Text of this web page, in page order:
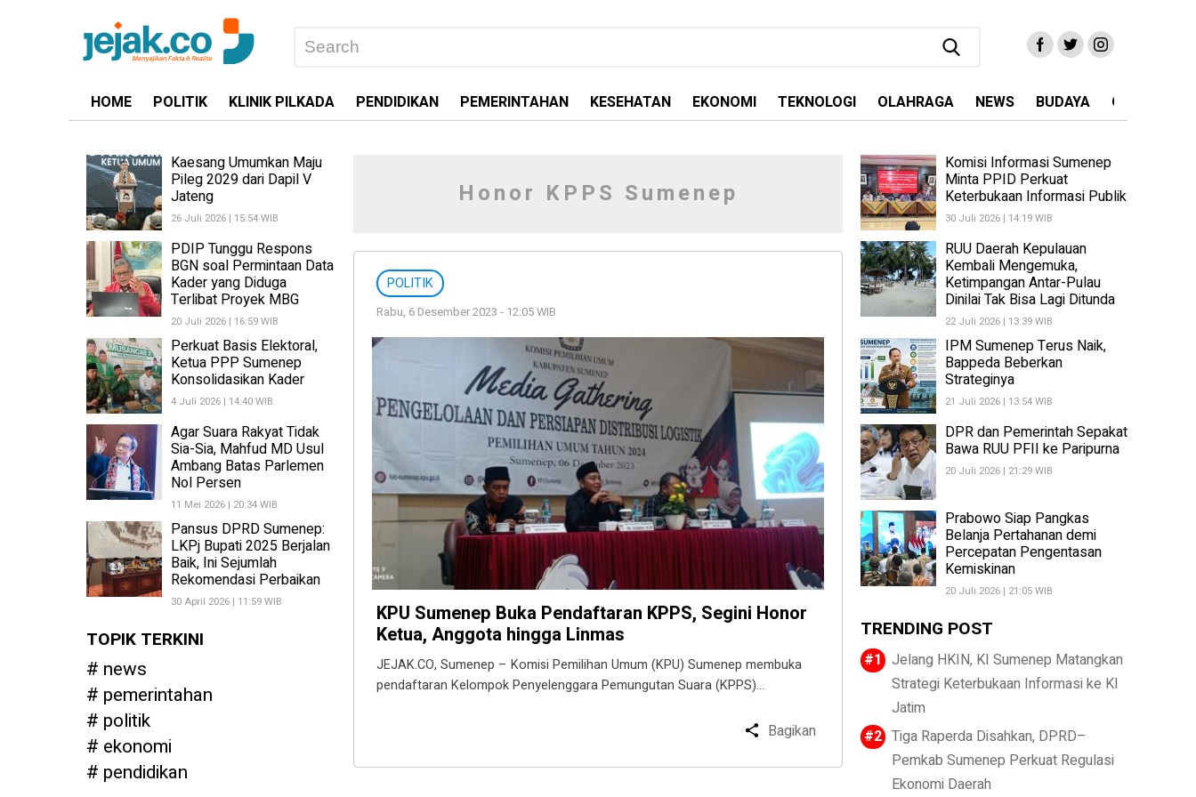
HOME POLITIK KLINIK PILKADA PENDIDIKAN PEMERINTAHAN KESEHATAN EKONOMI TEKNOLOGI OLAHRAGA NEWS BUDAYA OPINI
Kaesang Umumkan Maju
Pileg 2029 dari Dapil V
Jateng
26 Juli 2026 | 15:54 WIB
PDIP Tunggu Respons
BGN soal Permintaan Data
Kader yang Diduga
Terlibat Proyek MBG
20 Juli 2026 | 16:59 WIB
Perkuat Basis Elektoral,
Ketua PPP Sumenep
Konsolidasikan Kader
4 Juli 2026 | 14:40 WIB
Agar Suara Rakyat Tidak
Sia-Sia, Mahfud MD Usul
Ambang Batas Parlemen
Nol Persen
11 Mei 2026 | 20:34 WIB
Pansus DPRD Sumenep:
LKPj Bupati 2025 Berjalan
Baik, Ini Sejumlah
Rekomendasi Perbaikan
30 April 2026 | 11:59 WIB
TOPIK TERKINI
news
pemerintahan
politik
ekonomi
pendidikan
Honor KPPS Sumenep
POLITIK
Rabu, 6 Desember 2023 - 12:05 WIB
KPU Sumenep Buka Pendaftaran KPPS, Segini Honor
Ketua, Anggota hingga Linmas
JEJAK.CO, Sumenep – Komisi Pemilihan Umum (KPU) Sumenep membuka
pendaftaran Kelompok Penyelenggara Pemungutan Suara (KPPS)…
Bagikan
Komisi Informasi Sumenep
Minta PPID Perkuat
Keterbukaan Informasi Publik
30 Juli 2026 | 14:19 WIB
RUU Daerah Kepulauan
Kembali Mengemuka,
Ketimpangan Antar-Pulau
Dinilai Tak Bisa Lagi Ditunda
22 Juli 2026 | 13:39 WIB
IPM Sumenep Terus Naik,
Bappeda Beberkan
Strateginya
21 Juli 2026 | 13:54 WIB
DPR dan Pemerintah Sepakat
Bawa RUU PFII ke Paripurna
20 Juli 2026 | 21:29 WIB
Prabowo Siap Pangkas
Belanja Pertahanan demi
Percepatan Pengentasan
Kemiskinan
20 Juli 2026 | 21:05 WIB
TRENDING POST
Jelang HKIN, KI Sumenep Matangkan
Strategi Keterbukaan Informasi ke KI
Jatim
Tiga Raperda Disahkan, DPRD–
Pemkab Sumenep Perkuat Regulasi
Ekonomi Daerah